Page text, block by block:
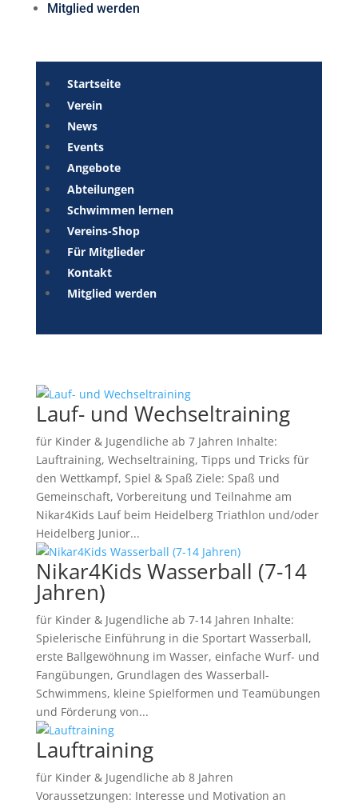
Mitglied werden
Startseite
Verein
News
Events
Angebote
Abteilungen
Schwimmen lernen
Vereins-Shop
Für Mitglieder
Kontakt
Mitglied werden
Lauf- und Wechseltraining
für Kinder & Jugendliche ab 7 Jahren Inhalte:
Lauftraining, Wechseltraining, Tipps und Tricks für
den Wettkampf, Spiel & Spaß Ziele: Spaß und
Gemeinschaft, Vorbereitung und Teilnahme am
Nikar4Kids Lauf beim Heidelberg Triathlon und/oder
Heidelberg Junior...
Nikar4Kids Wasserball (7-14
Jahren)
für Kinder & Jugendliche ab 7-14 Jahren Inhalte:
Spielerische Einführung in die Sportart Wasserball,
erste Ballgewöhnung im Wasser, einfache Wurf- und
Fangübungen, Grundlagen des Wasserball-
Schwimmens, kleine Spielformen und Teamübungen
und Förderung von...
Lauftraining
für Kinder & Jugendliche ab 8 Jahren
Voraussetzungen: Interesse und Motivation an